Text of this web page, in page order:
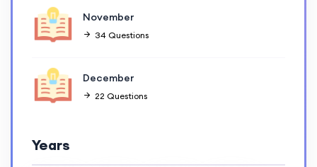
November
34 Questions
December
22 Questions
Years